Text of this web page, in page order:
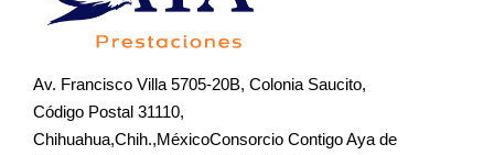
Av. Francisco Villa 5705-20B, Colonia Saucito,
Código Postal 31110,
Chihuahua,Chih.,MéxicoConsorcio Contigo Aya de